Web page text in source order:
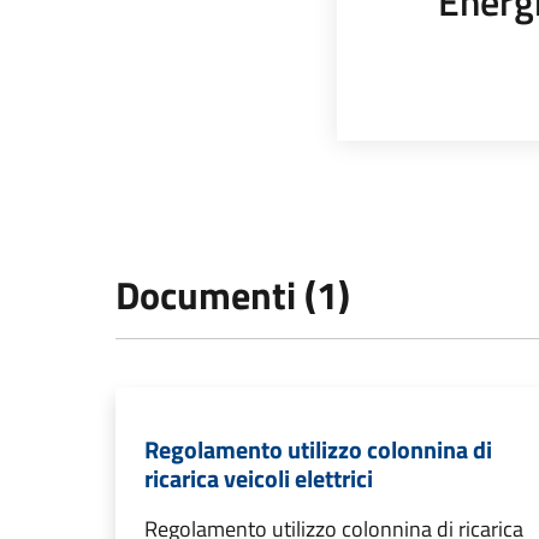
Documenti (1)
Regolamento utilizzo colonnina di
ricarica veicoli elettrici
Regolamento utilizzo colonnina di ricarica